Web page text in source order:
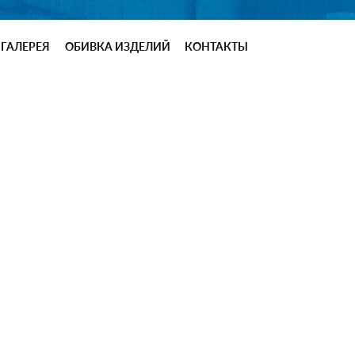
ГАЛЕРЕЯ ОБИВКА ИЗДЕЛИЙ КОНТАКТЫ